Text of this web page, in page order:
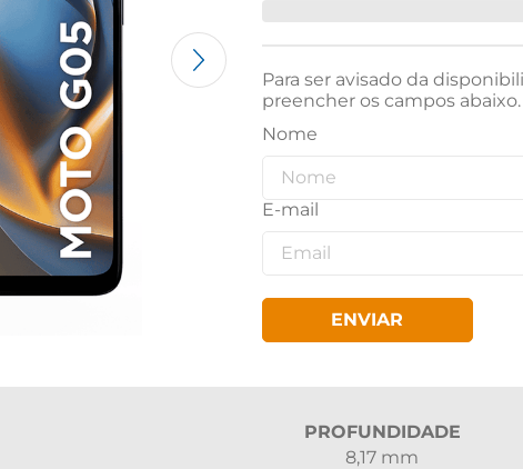
Para ser avisado da
preencher os campos abaixo.
ENVIAR
PROFUNDIDADE
8,17 mm